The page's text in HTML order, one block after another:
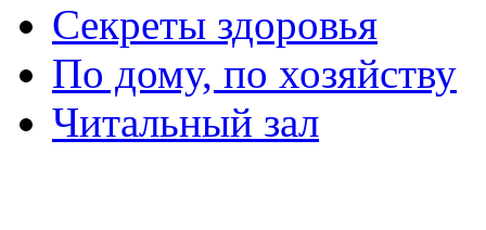
Секреты здоровья
По дому, по хозяйству
Читальный зал